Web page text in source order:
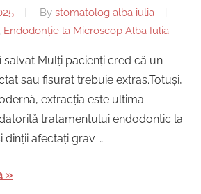
By stomatolog alba iulia
Endodonție la Microscop Alba Iulia
salvat Mulți pacienți cred că un
sau fisurat trebuie extras.Totuși,
extracția este ultima
tratamentului endodontic la
dinții afectați grav …